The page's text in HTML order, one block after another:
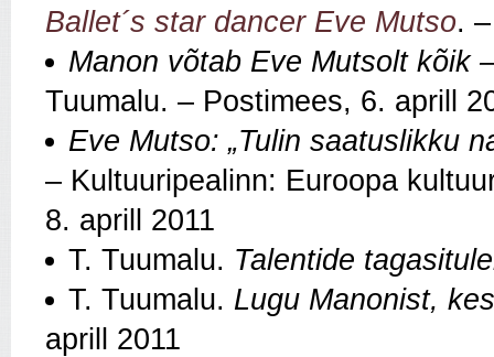
Ballet´s star dancer Eve Mutso.
Manon võtab Eve Mutsolt kõik
Tuumalu. – Postimees, 6. aprill
Eve Mutso: „Tulin saatuslikku
– Kultuuripealinn: Euroopa
8. aprill 2011
T. Tuumalu. Talentide
T. Tuumalu. Lugu Manonist,
aprill 2011